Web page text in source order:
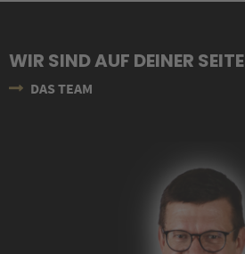
WIR SIND AUF DEINER SEITE
DAS TEAM